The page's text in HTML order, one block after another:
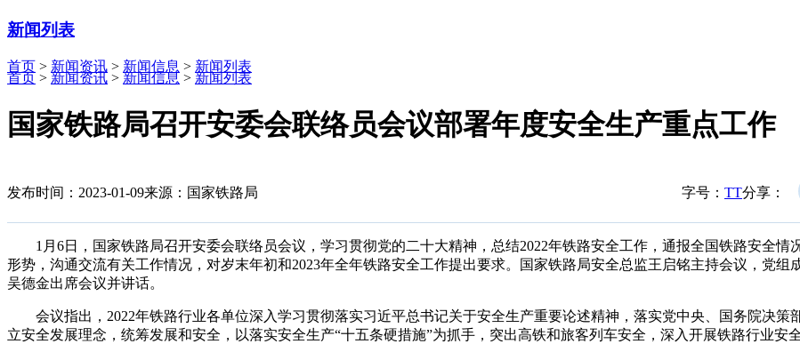
新闻列表
首页 > 新闻资讯 > 新闻信息 > 新闻列表
首页 > 新闻资讯 > 新闻信息 > 新闻列表
国家铁路局召开安委会联络员会议部署年度安全生产重点工作
发布时间：2023-01-09来源：国家铁路局 分享：
字号： TT
1月6日，国家铁路局召开安委会联络员会议，学习贯彻党的二十大精神 ， 总结2022年铁路安全工作，通报全国铁路安全情
形势，沟通交流有关工作情况，对岁末年初和2023年全年铁路安全工作提出要求。国家铁路局安全总监王启铭主持会议，党组
吴德金出席会议并讲话。
会议指出，2022年铁路行业各单位深入学习贯彻落实习近平总书记关于安全生产重要论述精神，落实党中央、国务院决策
立安全发展理念，统筹发展和安全， 以落实安全生产“十五条硬措施”为抓手， 突出高铁和旅客列车安全，深入开展铁路行业安